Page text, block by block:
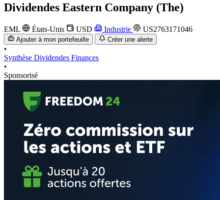
Dividendes Eastern Company (The)
EML États-Unis USD Industrie US2763171046
Ajouter à mon portefeuille Créer une alerte
•
Synthèse Dividendes Finances
•
Sponsorisé